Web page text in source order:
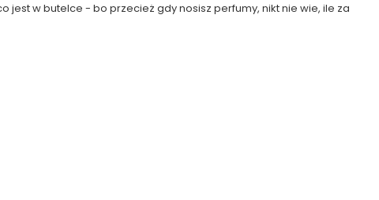
jest w butelce - bo przecież gdy nosisz perfumy, nikt nie wie, ile za